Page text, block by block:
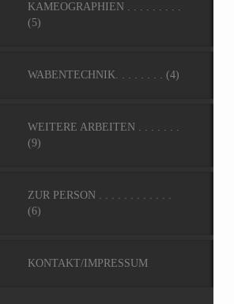
KAMEOGRAPHIEN . . . . . . . . .
(5)
WABENTECHNIK. . . . . . . . (4)
WEITERE ARBEITEN . . . . . . .
(9)
ZUR PERSON . . . . . . . . . . . .
(6)
KONTAKT/IMPRESSUM